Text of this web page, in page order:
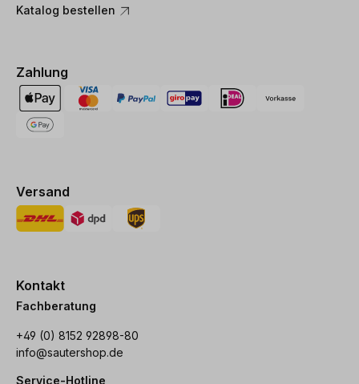
Katalog bestellen
Zahlung
Versand
Kontakt
Fachberatung
+49 (0) 8152 92898-80
info@sautershop.de
Service-Hotline